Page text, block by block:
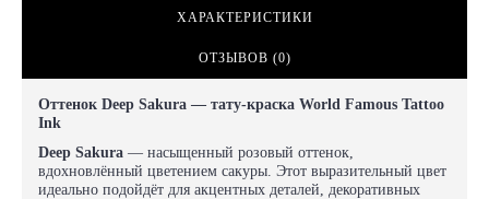
ХАРАКТЕРИСТИКИ
ОТЗЫВОВ (0)
Оттенок Deep Sakura — тату-краска World Famous Tattoo
Ink
Deep Sakura — насыщенный розовый оттенок,
вдохновлённый цветением сакуры. Этот выразительный цвет
идеально подойдёт для акцентных деталей, декоративных